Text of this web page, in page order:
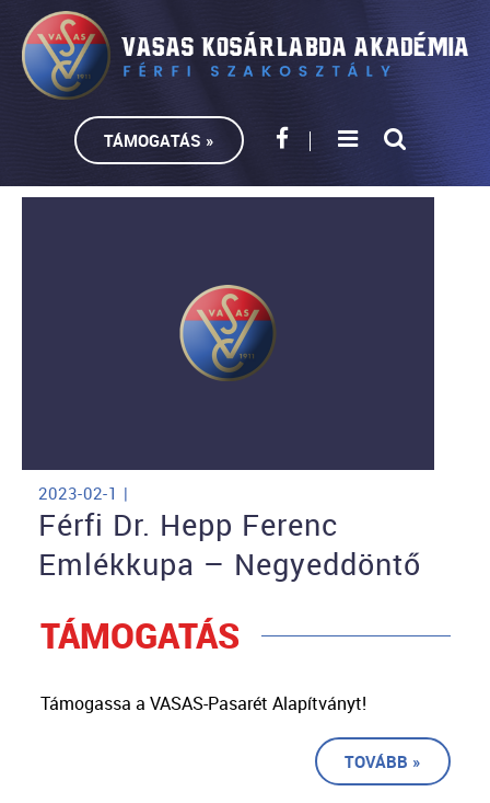
TÁMOGATÁS »
2023-02-1 |
Férfi Dr. Hepp Ferenc
Emlékkupa – Negyeddöntő
TÁMOGATÁS
Támogassa a VASAS-Pasarét Alapítványt!
TOVÁBB »